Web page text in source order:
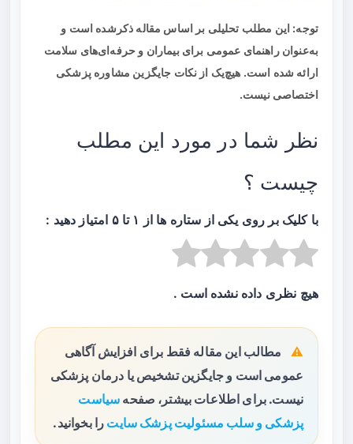
توجه: این مطلب تحلیلی بر اساس مقاله ذکرشده است و
به‌عنوان راهنمای عمومی برای بیماران و حرفه‌ای‌های سلامت
ارائه شده است. هیچ‌یک از نکات جایگزین مشاوره پزشکی
اختصاصی نیست.
نظر شما در مورد این مطلب
چیست ؟
با کلیک بر روی یکی از ستاره ها از ۱ تا ۵ امتیاز دهید :
هیچ نظری داده نشده است .
مطالب این مقاله فقط برای افزایش آگاهی
عمومی است و جایگزین تشخیص یا درمان پزشکی
نیست. برای اطلاعات بیشتر، صفحه سیاست
پزشکی و سلب مسئولیت پزشک سایت را بخوانید.